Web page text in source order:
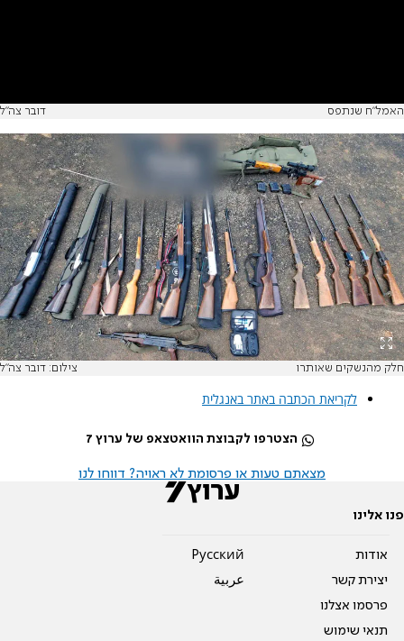
האמל"ח שנתפס דובר צה"ל
חלק מהנשקים שאותרו צילום: דובר צה"ל
לקריאת הכתבה באתר באנגלית
הצטרפו לקבוצת הוואטצאפ של ערוץ 7
מצאתם טעות או פרסומת לא ראויה? דווחו לנו
פנו אלינו
אודות
יצירת קשר
פרסמו אצלנו
תנאי שימוש
Pусский
عربية